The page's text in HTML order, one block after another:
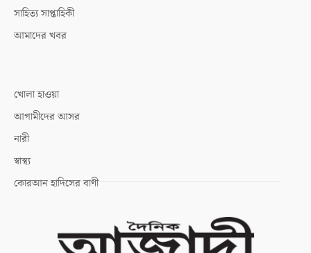
সাহিত্য সাপ্তাহিকী
আমাদের খবর
খোলা হাওয়া
আগামীদের আসর
নারী
স্বাস্থ্য
কোরআন হাদিসের বাণী